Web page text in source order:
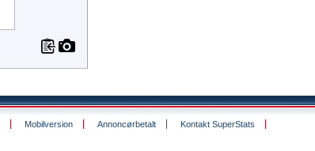
Mobilversion Annoncørbetalt Kontakt SuperStats